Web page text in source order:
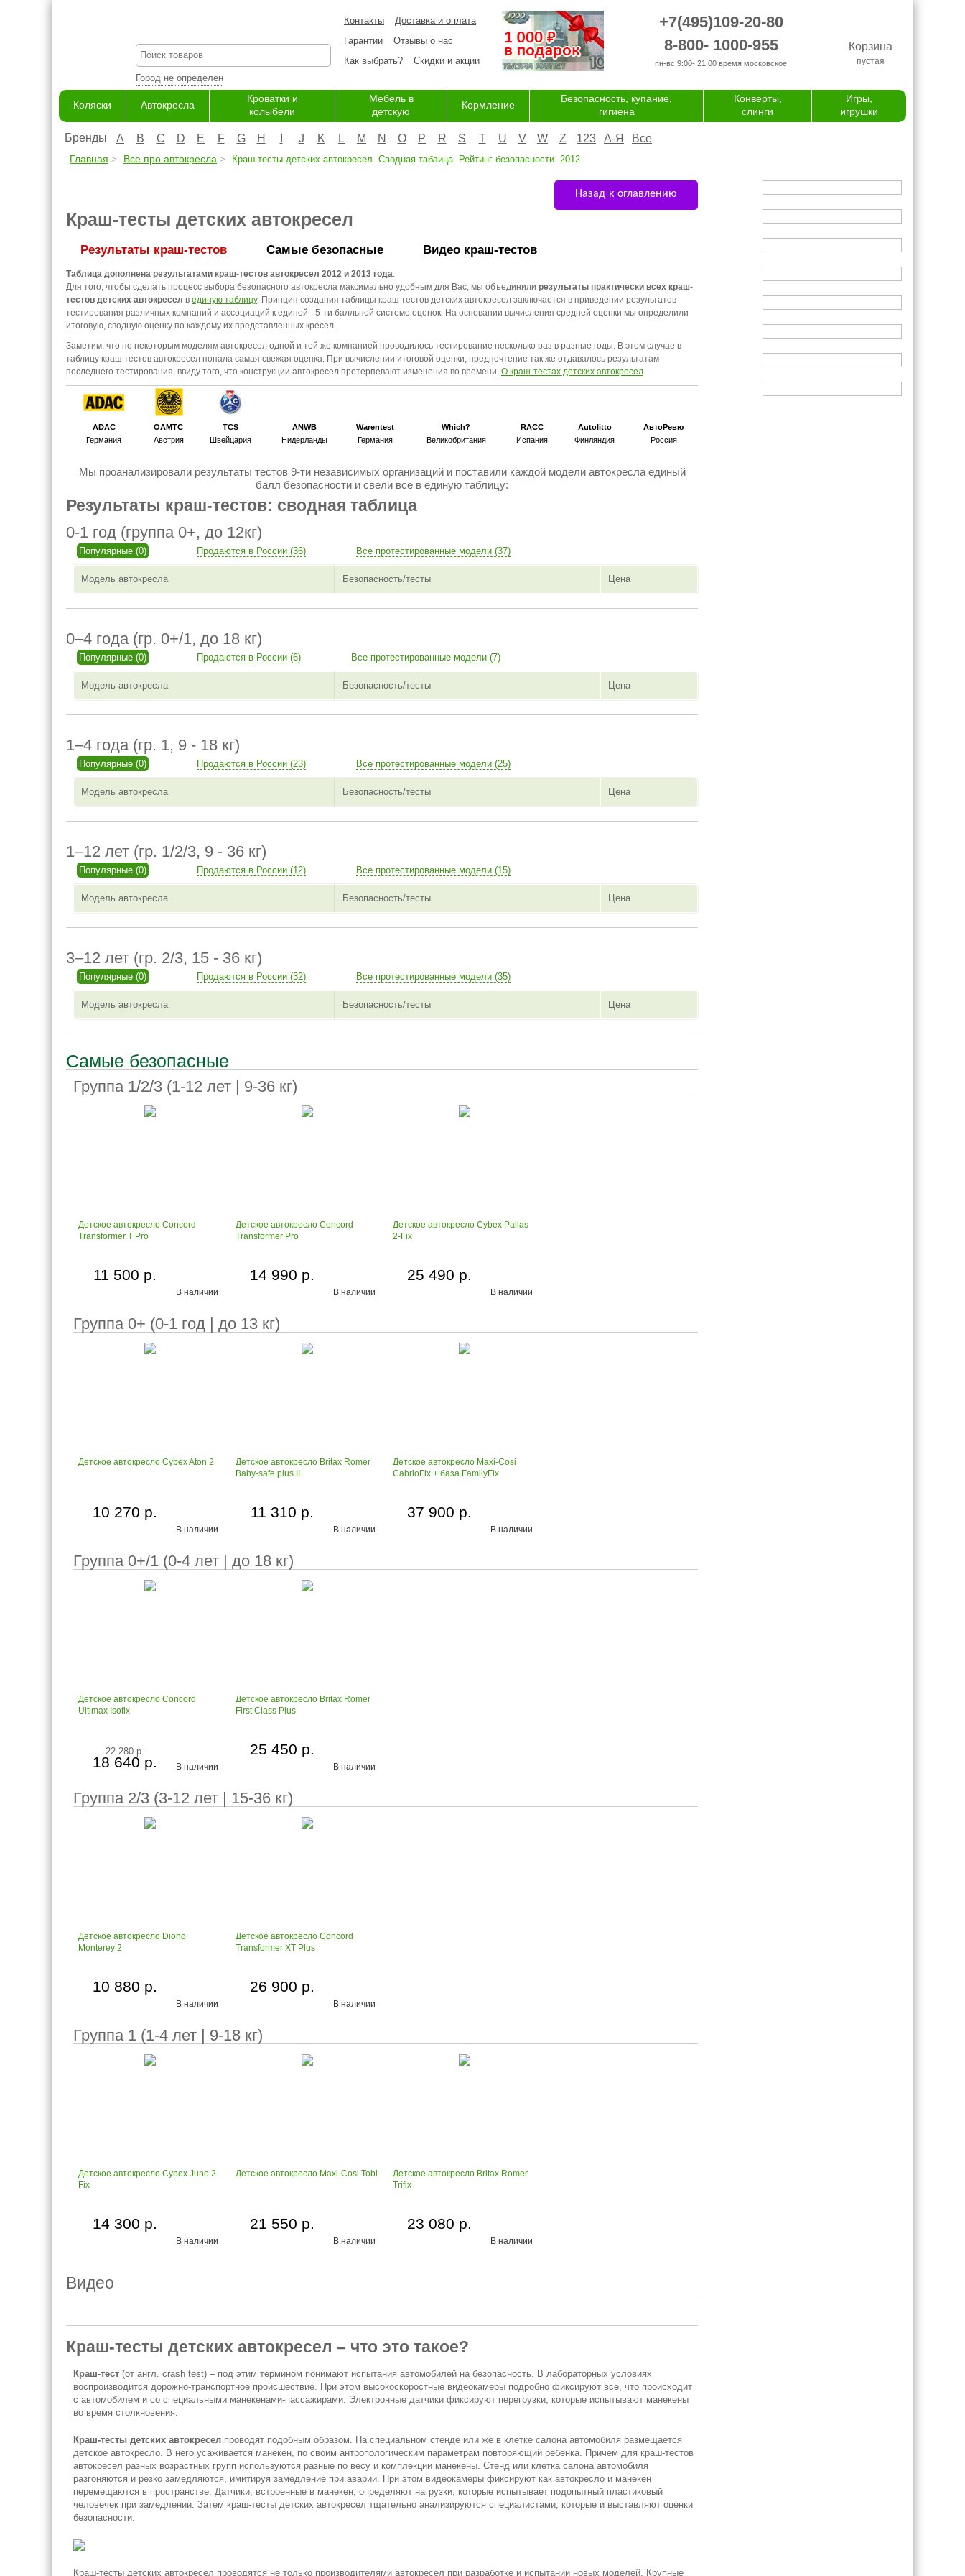
Город не определен
Контакты
Доставка и оплата
Гарантии
Отзывы о нас
Как выбрать?
Скидки и акции
+7(495)109-20-80
8-800- 1000-955
пн-вс 9:00- 21:00 время московское
Корзина
пустая
Коляски Автокресла
Кроватки и
колыбели
Мебель в
детскую
Кормление
Безопасность, купание,
гигиена
Конверты,
слинги
Игры,
игрушки
Бренды A B C D E F G H J K L M N O P R S T U V W Z 123 А-Я Все
Главная Все про автокресла Краш-тесты детских автокресел. Сводная таблица. Рейтинг безопасности. 2012
Назад к оглавлению
Краш-тесты детских автокресел
Результаты краш-тестов Самые безопасные Видео краш-тестов
Таблица дополнена результатами краш-тестов автокресел 2012 и 2013 года.
Для того, чтобы сделать процесс выбора безопасного автокресла максимально удобным для Вас, мы объединили результаты практически всех краш-
тестов детских автокресел в единую таблицу. Принцип создания таблицы краш тестов детских автокресел заключается в приведении результатов
тестирования различных компаний и ассоциаций к единой - 5-ти балльной системе оценок. На основании вычисления средней оценки мы определили
итоговую, сводную оценку по каждому их представленных кресел.
Заметим, что по некоторым моделям автокресел одной и той же компанией проводилось тестирование несколько раз в разные годы. В этом случае в
таблицу краш тестов автокресел попала самая свежая оценка. При вычислении итоговой оценки, предпочтение так же отдавалось результатам
последнего тестирования, ввиду того, что конструкции автокресел претерпевают изменения во времени. О краш-тестах детских автокресел
ADAC
Германия
OAMTC
Австрия
TCS
Швейцария
ANWB
Нидерланды
Warentest
Германия
Which?
Великобритания
RACC
Испания
Autolitto
Финляндия
АвтоРевю
Россия
Мы проанализировали результаты тестов 9-ти независимых организаций и поставили каждой модели автокресла единый
балл безопасности и свели все в единую таблицу:
Результаты краш-тестов: сводная таблица
0-1 год (группа 0+, до 12кг)
Популярные (0) Продаются в России (36) Все протестированные модели (37)
Модель автокресла Безопасность/тесты Цена
0–4 года (гр. 0+/1, до 18 кг)
Популярные (0) Продаются в России (6) Все протестированные модели (7)
Модель автокресла Безопасность/тесты Цена
1–4 года (гр. 1, 9 - 18 кг)
Популярные (0) Продаются в России (23) Все протестированные модели (25)
Модель автокресла Безопасность/тесты Цена
1–12 лет (гр. 1/2/3, 9 - 36 кг)
Популярные (0) Продаются в России (12) Все протестированные модели (15)
Модель автокресла Безопасность/тесты Цена
3–12 лет (гр. 2/3, 15 - 36 кг)
Популярные (0) Продаются в России (32) Все протестированные модели (35)
Модель автокресла Безопасность/тесты Цена
Самые безопасные
Группа 1/2/3 (1-12 лет | 9-36 кг)
Детское автокресло Concord
Transformer T Pro
В наличии
11 500 р.
Детское автокресло Concord
Transformer Pro
В наличии
14 990 р.
Детское автокресло Cybex Pallas
2-Fix
В наличии
25 490 р.
Группа 0+ (0-1 год | до 13 кг)
Детское автокресло Cybex Aton 2
В наличии
10 270 р.
Детское автокресло Britax Romer
Baby-safe plus II
В наличии
11 310 р.
Детское автокресло Maxi-Cosi
CabrioFix + база FamilyFix
В наличии
37 900 р.
Группа 0+/1 (0-4 лет | до 18 кг)
Детское автокресло Concord
Ultimax Isofix
В наличии
22 280 р.
18 640 р.
Детское автокресло Britax Romer
First Class Plus
В наличии
25 450 р.
Группа 2/3 (3-12 лет | 15-36 кг)
Детское автокресло Diono
Monterey 2
В наличии
10 880 р.
Детское автокресло Concord
Transformer XT Plus
В наличии
26 900 р.
Группа 1 (1-4 лет | 9-18 кг)
Детское автокресло Cybex Juno 2-
Fix
В наличии
14 300 р.
Детское автокресло Maxi-Cosi Tobi
В наличии
21 550 р.
Детское автокресло Britax Romer
Trifix
В наличии
23 080 р.
Видео
Краш-тесты детских автокресел – что это такое?
Краш-тест (от англ. crash test) – под этим термином понимают испытания автомобилей на безопасность. В лабораторных условиях
воспроизводится дорожно-транспортное происшествие. При этом высокоскоростные видеокамеры подробно фиксируют все, что происходит
с автомобилем и со специальными манекенами-пассажирами. Электронные датчики фиксируют перегрузки, которые испытывают манекены
во время столкновения.
Краш-тесты детских автокресел проводят подобным образом. На специальном стенде или же в клетке салона автомобиля размещается
детское автокресло. В него усаживается манекен, по своим антропологическим параметрам повторяющий ребенка. Причем для краш-тестов
автокресел разных возрастных групп используются разные по весу и комплекции манекены. Стенд или клетка салона автомобиля
разгоняются и резко замедляются, имитируя замедление при аварии. При этом видеокамеры фиксируют как автокресло и манекен
перемещаются в пространстве. Датчики, встроенные в манекен, определяют нагрузки, которые испытывает подопытный пластиковый
человечек при замедлении. Затем краш-тесты детских автокресел тщательно анализируются специалистами, которые и выставляют оценки
безопасности.
Краш-тесты детских автокресел проводятся не только производителями автокресел при разработке и испытании новых моделей. Крупные